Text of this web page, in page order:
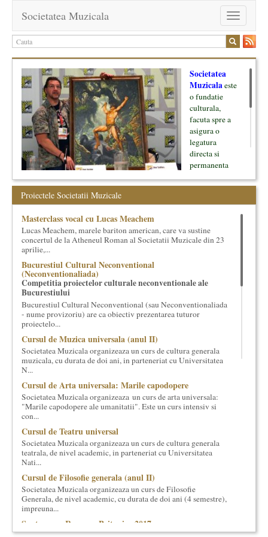
Toggle
navigation
Societatea Muzicala
Societatea
Muzicalaeste
o fundatie
culturala,
facuta spre a
asigura o
legatura
directa si
permanenta
oamenii ei, pe
inceput cu muzica clasica - si de aici numele -, insa acum
dezvoltam proiecte si in alte domenii ale culturii.
Facem management cultural, dezvoltam si administram proiecte
proprii sau preluate, modele si sisteme de finantare, marketing
cultural si consultanta. Organizam concursuri, concerte si
evenimente culturale, private sau publice, tinem cursuri de
cultura generala muzicala, teatrala, filosofica si de alte feluri.
Cuvinte in plus despre proiect, despre cei care il administreaza si
cei care il finantateaza sunt in rubricile de mai jos.
Proiectele Societatii Muzicale
Masterclass vocal cu Lucas Meachem
Lucas Meachem, marele bariton american, care va sustine
concertul de la Atheneul Roman al Societatii Muzicale din 23
aprilie,...
Bucurestiul Cultural Neconventional
(Neconventionaliada)
Competitia proiectelor culturale neconventionale ale
Bucurestiului
Bucurestiul Cultural Neconventional (sau Neconventionaliada
- nume provizoriu) are ca obiectiv prezentarea tuturor
proiectelo...
Cursul de Muzica universala (anul II)
Societatea Muzicala organizeaza un curs de cultura generala
muzicala, cu durata de doi ani, in parteneriat cu Universitatea
N...
Cursul de Arta universala: Marile capodopere
Societatea Muzicala organizeaza un curs de arta universala:
"Marile capodopere ale umanitatii". Este un curs intensiv si
con...
Cursul de Teatru universal
Societatea Muzicala organizeaza un curs de cultura generala
teatrala, de nivel academic, in parteneriat cu Universitatea
Nati...
Cursul de Filosofie generala (anul II)
Societatea Muzicala organizeaza un curs de Filosofie
Generala, de nivel academic, cu durata de doi ani (4 semestre),
impreuna...
Saptamana Romano-Britanica 2017
Masterclass de traducere literara stilizata de scriitori